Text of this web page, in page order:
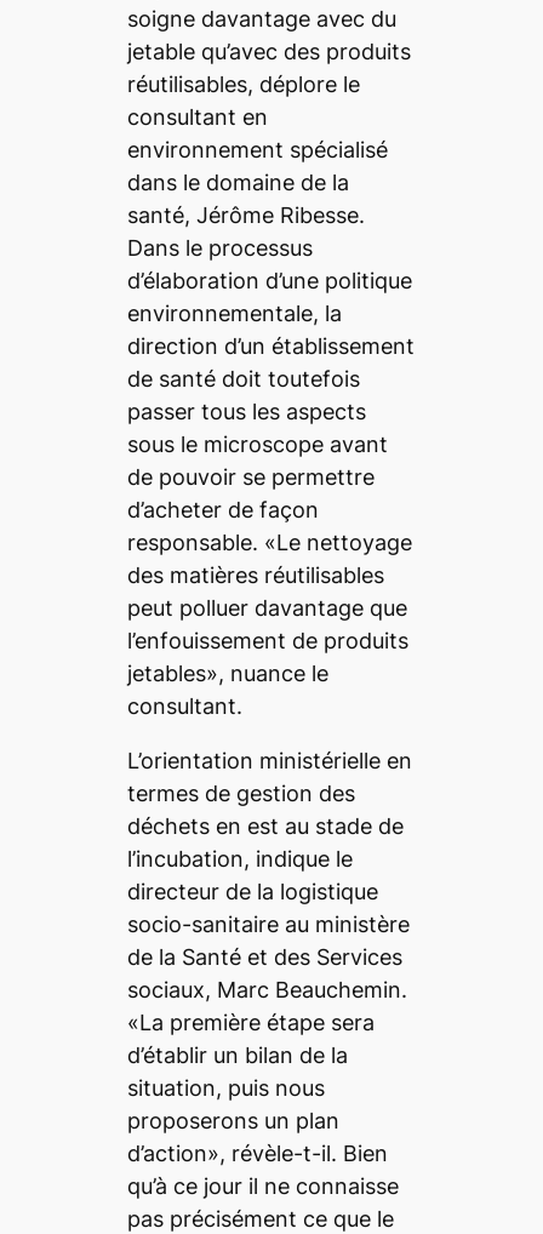
soigne davantage avec du
jetable qu’avec des produits
réutilisables, déplore le
consultant en
environnement spécialisé
dans le domaine de la
santé, Jérôme Ribesse.
Dans le processus
d’élaboration d’une politique
environnementale, la
direction d’un établissement
de santé doit toutefois
passer tous les aspects
sous le microscope avant
de pouvoir se permettre
d’acheter de façon
responsable. «Le nettoyage
des matières réutilisables
peut polluer davantage que
l’enfouissement de produits
jetables», nuance le
consultant.
L’orientation ministérielle en
termes de gestion des
déchets en est au stade de
l’incubation, indique le
directeur de la logistique
socio-sanitaire au ministère
de la Santé et des Services
sociaux, Marc Beauchemin.
«La première étape sera
d’établir un bilan de la
situation, puis nous
proposerons un plan
d’action», révèle-t-il. Bien
qu’à ce jour il ne connaisse
pas précisément ce que le